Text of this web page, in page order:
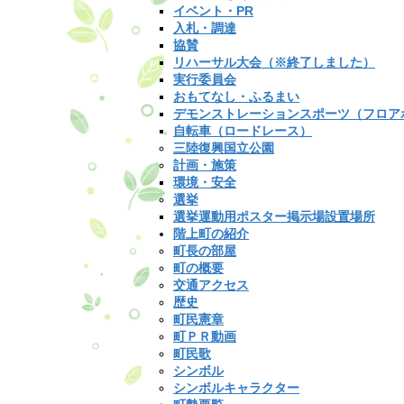
イベント・PR
入札・調達
協賛
リハーサル大会（※終了しました）
実行委員会
おもてなし・ふるまい
デモンストレーションスポーツ（フロア
自転車（ロードレース）
三陸復興国立公園
計画・施策
環境・安全
選挙
選挙運動用ポスター掲示場設置場所
階上町の紹介
町長の部屋
町の概要
交通アクセス
歴史
町民憲章
町ＰＲ動画
町民歌
シンボル
シンボルキャラクター